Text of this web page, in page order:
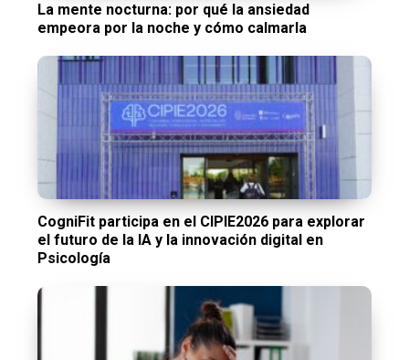
La mente nocturna: por qué la ansiedad
empeora por la noche y cómo calmarla
CogniFit participa en el CIPIE2026 para explorar
el futuro de la IA y la innovación digital en
Psicología